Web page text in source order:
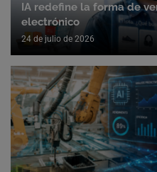
IA redefine la forma de
electrónico
24 de julio de 2026